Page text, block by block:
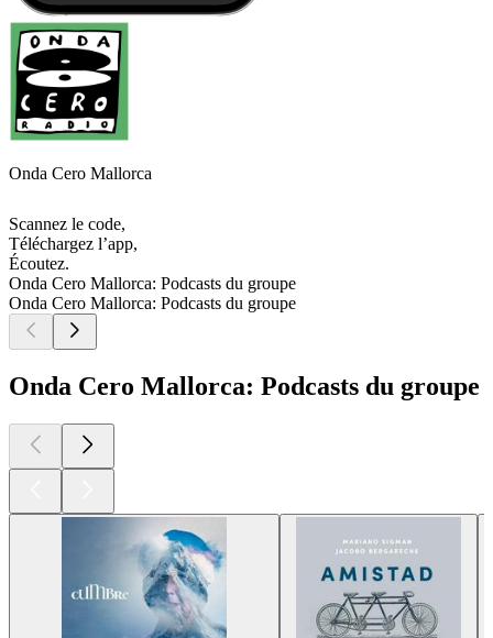
Onda Cero Mallorca
Scannez le code,
Téléchargez l’app,
Écoutez.
Onda Cero Mallorca: Podcasts du groupe
Onda Cero Mallorca: Podcasts du groupe
Onda Cero Mallorca: Podcasts du groupe